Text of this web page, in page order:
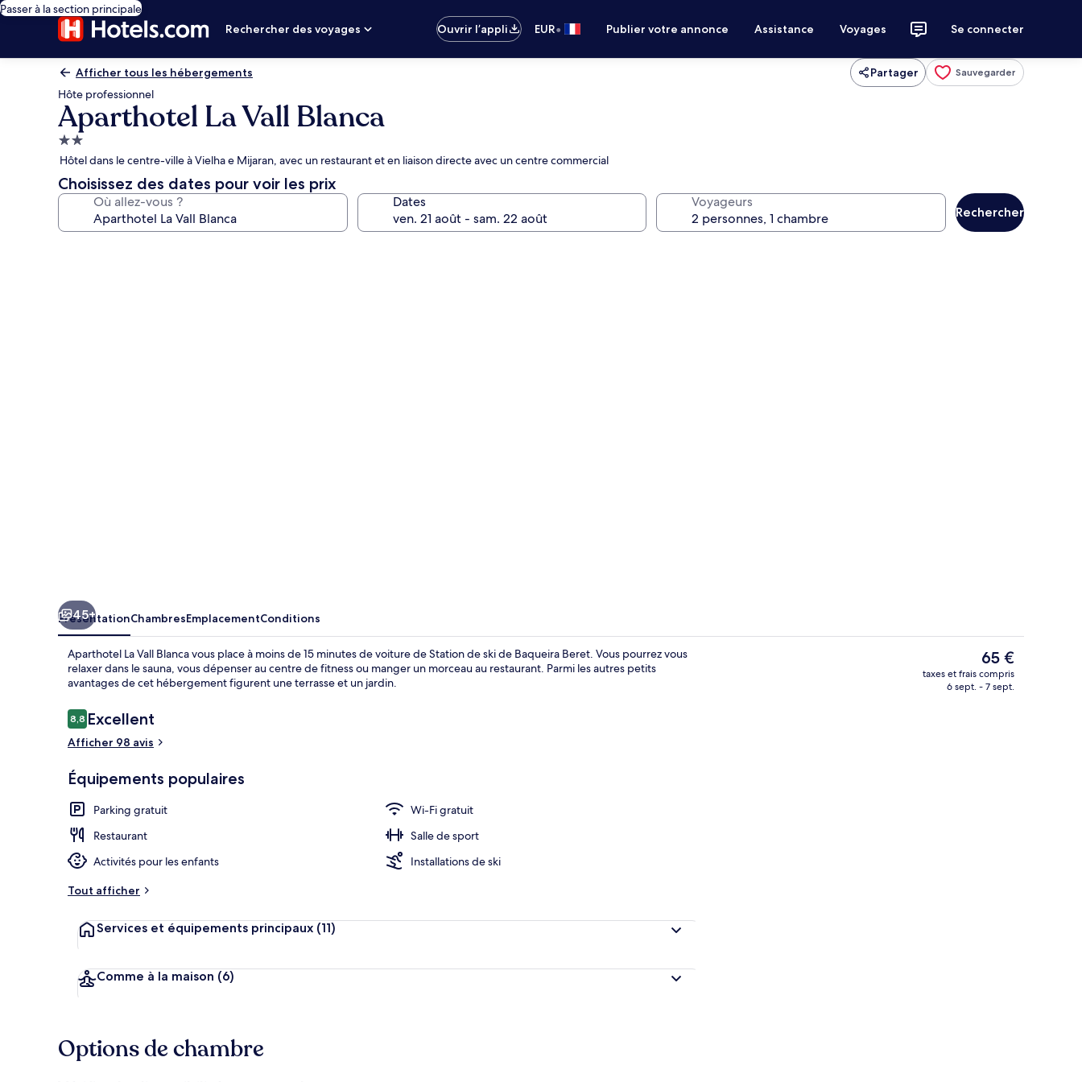
Passer à la section principale
Rechercher des voyages
Ouvrir l’appli EUR• Publier votre annonce Assistance Voyages Se connecter
Afficher tous les hébergements Partager Sauvegarder
Hôte professionnel
Aparthotel La Vall Blanca
Hébergement
2.0 étoiles
Hôtel dans le centre-ville à Vielha e Mijaran, avec un restaurant et en liaison directe avec un centre commercial
Choisissez des dates pour voir les prix
Où allez-vous ? Dates Voyageurs
Rechercher
Chambre Quadruple Familiale, vue
45+
PrésentationChambresEmplacementConditions
Aparthotel La Vall Blanca vous place à moins de 15 minutes de voiture de Station de ski de Baqueira Beret. Vous pourrez vous
relaxer dans le sauna, vous dépenser au centre de fitness ou manger un morceau au restaurant. Parmi les autres petits
avantages de cet hébergement figurent une terrasse et un jardin.
Avis
voyageurs
8,88,8 sur 10
Excellent
Afficher 98 avis
Équipements populaires
Parking gratuit
Wi-Fi gratuit
Restaurant
Salle de sport
Activités pour les enfants
Installations de ski
Tout afficher
Services et équipements principaux (11)
Comme à la maison (6)
Le
prix
actuel
65 €
taxes et frais compris
6 sept. - 7 sept.
Options de chambre